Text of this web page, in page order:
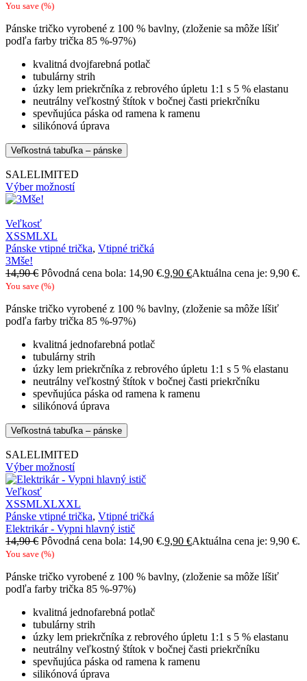
You save (%)
Pánske tričko vyrobené z 100 % bavlny, (zloženie sa môže líšiť
podľa farby trička 85 %-97%)
kvalitná dvojfarebná potlač
tubulárny strih
úzky lem priekrčníka z rebrového úpletu 1:1 s 5 % elastanu
neutrálny veľkostný štítok v bočnej časti priekrčníku
spevňujúca páska od ramena k ramenu
silikónová úprava
Veľkostná tabuľka – pánske
SALELIMITED
Výber možností
Veľkosť
XSSMLXL
Pánske vtipné trička, Vtipné tričká
3Mše!
14,90€ Pôvodná cena bola: 14,90 €.9,90 €Aktuálna cena je: 9,90 €.
You save (%)
Pánske tričko vyrobené z 100 % bavlny, (zloženie sa môže líšiť
podľa farby trička 85 %-97%)
kvalitná jednofarebná potlač
tubulárny strih
úzky lem priekrčníka z rebrového úpletu 1:1 s 5 % elastanu
neutrálny veľkostný štítok v bočnej časti priekrčníku
spevňujúca páska od ramena k ramenu
silikónová úprava
Veľkostná tabuľka – pánske
SALELIMITED
Výber možností
Veľkosť
XSSMLXLXXL
Pánske vtipné trička, Vtipné tričká
Elektrikár - Vypni hlavný istič
14,90€ Pôvodná cena bola: 14,90 €.9,90 €Aktuálna cena je: 9,90 €.
You save (%)
Pánske tričko vyrobené z 100 % bavlny, (zloženie sa môže líšiť
podľa farby trička 85 %-97%)
kvalitná jednofarebná potlač
tubulárny strih
úzky lem priekrčníka z rebrového úpletu 1:1 s 5 % elastanu
neutrálny veľkostný štítok v bočnej časti priekrčníku
spevňujúca páska od ramena k ramenu
silikónová úprava